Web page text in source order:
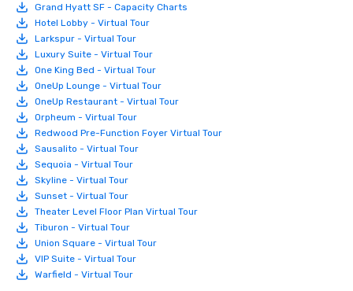
Grand Hyatt SF - Capacity Charts
Hotel Lobby - Virtual Tour
Larkspur - Virtual Tour
Luxury Suite - Virtual Tour
One King Bed - Virtual Tour
OneUp Lounge - Virtual Tour
OneUp Restaurant - Virtual Tour
Orpheum - Virtual Tour
Redwood Pre-Function Foyer Virtual Tour
Sausalito - Virtual Tour
Sequoia - Virtual Tour
Skyline - Virtual Tour
Sunset - Virtual Tour
Theater Level Floor Plan Virtual Tour
Tiburon - Virtual Tour
Union Square - Virtual Tour
VIP Suite - Virtual Tour
Warfield - Virtual Tour